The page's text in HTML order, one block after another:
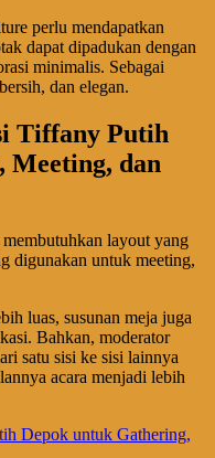
perlu mendapatkan
dapat dipadukan dengan
minimalis. Sebagai
dan elegan.
Tiffany Putih
Meeting, dan
layout yang
digunakan untuk meeting,
luas, susunan meja juga
Bahkan, moderator
satu sisi ke sisi lainnya
acara menjadi lebih